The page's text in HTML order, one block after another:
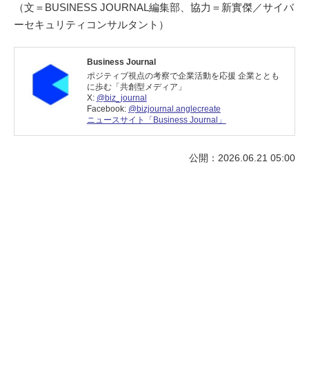
（文＝BUSINESS JOURNAL編集部、協力＝新實傑／サイバ
ーセキュリティコンサルタント）
Business Journal
ポジティブ視点の考察で企業活動を応援 企業ととも
に歩む「共創型メディア」
X: @biz_journal
Facebook: @bizjournal.anglecreate
ニュースサイト「Business Journal」
公開：2026.06.21 05:00